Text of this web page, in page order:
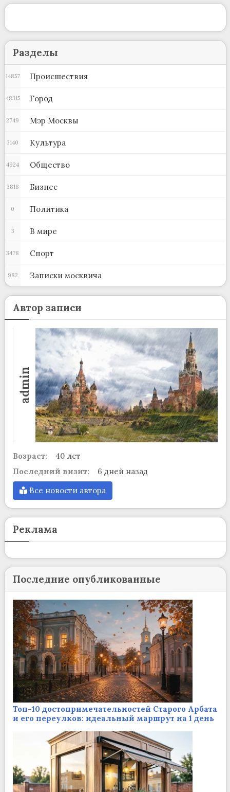
Разделы
Происшествия
14857
Город
48315
Мэр Москвы
2749
Культура
3140
Общество
4924
Бизнес
3818
Политика
0
В мире
3
Спорт
3478
Записки москвича
982
Автор записи
admin
Возраст:
40 лет
Последний визит:
6 дней назад
Все новости автора
Реклама
Последние опубликованные
Топ-10 достопримечательностей Старого Арбата
и его переулков: идеальный маршрут на 1 день